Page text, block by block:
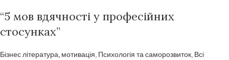
“5 мов вдячності у професійних
стосунках”
Бізнес література, мотивація, Психологія та саморозвиток, Всі